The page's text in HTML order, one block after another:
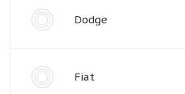
Dodge
Fiat